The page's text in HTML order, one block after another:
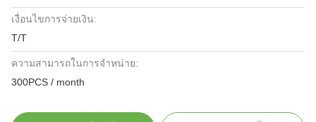
เงื่อนไขการจ่ายเงิน:
T/T
ความสามารถในการจําหน่าย:
300PCS / month